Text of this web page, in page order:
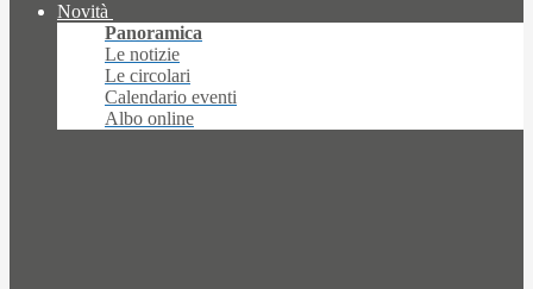
Novità
Panoramica
Le notizie
Le circolari
Calendario eventi
Albo online